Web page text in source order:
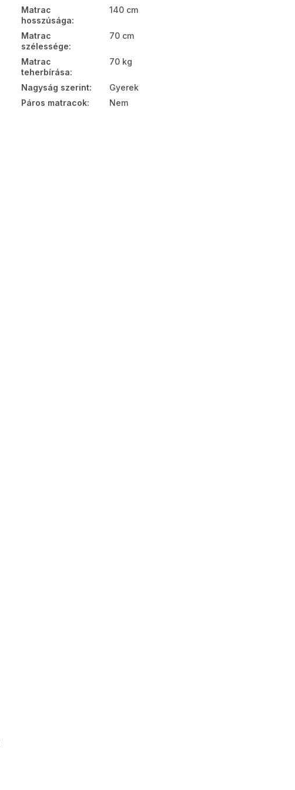
Matrac
hosszúsága:
140 cm
Matrac
szélessége:
70 cm
Matrac
teherbírása:
70 kg
Nagyság szerint:
Gyerek
Páros matracok: Nem